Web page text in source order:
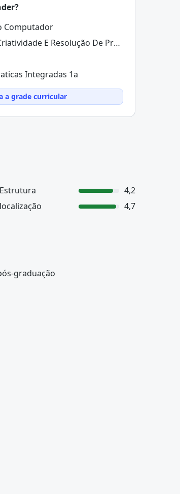
Computador
- Lai: Identidade, Criatividade E Resolução De Problemas
Integradas 1a
a grade curricular
Estrutura
4,2
localização 4,7
graduação